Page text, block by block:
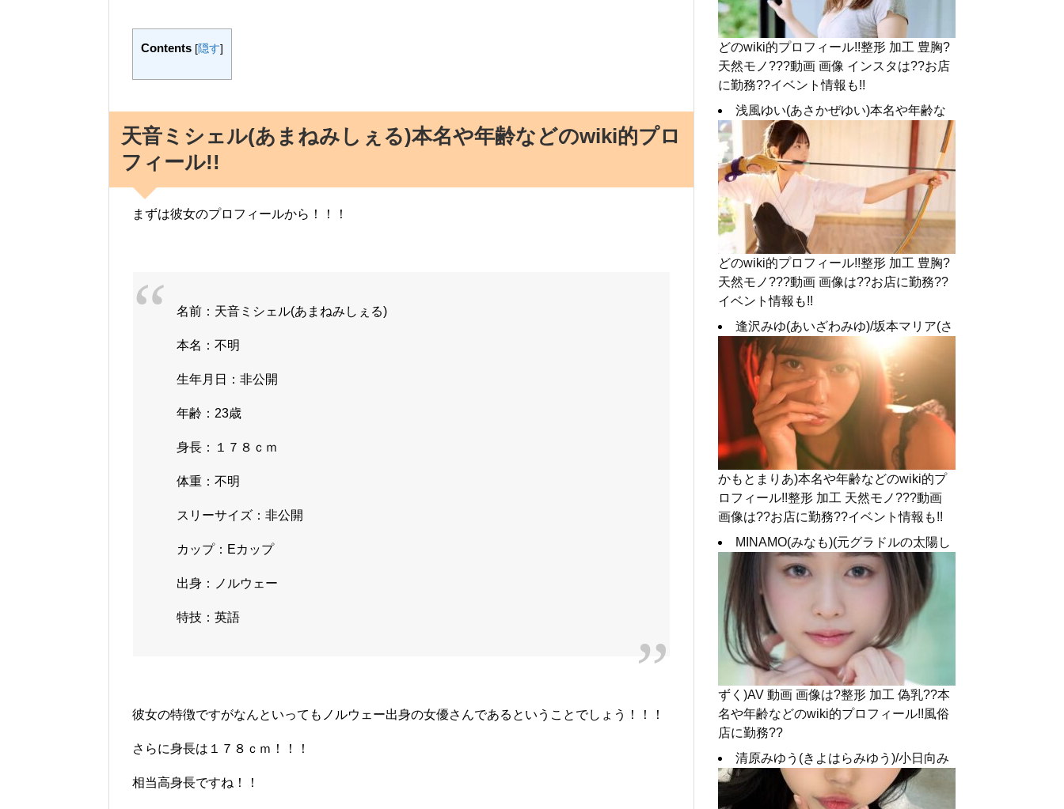
Contents [隠す]
天音ミシェル(あまねみしぇる)本名や年齢などのwiki的プロ
フィール!!
まずは彼女のプロフィールから！！！
名前：天音ミシェル(あまねみしぇる)
本名：不明
生年月日：非公開
年齢：23歳
身長：１７８ｃｍ
体重：不明
スリーサイズ：非公開
カップ：Eカップ
出身：ノルウェー
特技：英語
彼女の特徴ですがなんといってもノルウェー出身の女優さんであるということでしょう！！！
さらに身長は１７８ｃｍ！！！
相当高身長ですね！！
どのwiki的プロフィール!!整形 加工 豊胸?
天然モノ???動画 画像 インスタは??お店
に勤務??イベント情報も!!
浅風ゆい(あさかぜゆい)本名や年齢な
どのwiki的プロフィール!!整形 加工 豊胸?
天然モノ???動画 画像は??お店に勤務??
イベント情報も!!
逢沢みゆ(あいざわみゆ)/坂本マリア(さ
かもとまりあ)本名や年齢などのwiki的プ
ロフィール!!整形 加工 天然モノ???動画
画像は??お店に勤務??イベント情報も!!
MINAMO(みなも)(元グラドルの太陽し
ずく)AV 動画 画像は?整形 加工 偽乳??本
名や年齢などのwiki的プロフィール!!風俗
店に勤務??
清原みゆう(きよはらみゆう)/小日向み